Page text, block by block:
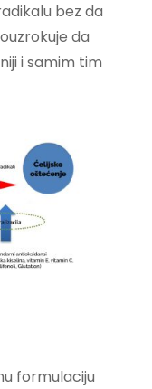
bez da
da
i samim tim
formulaciju